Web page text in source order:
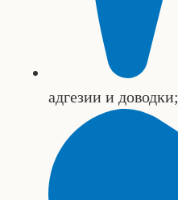
адгезии и доводки;